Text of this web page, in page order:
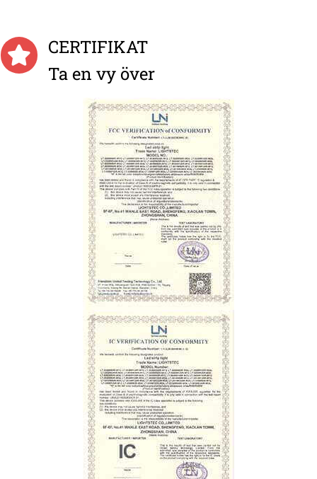
CERTIFIKAT
Ta en vy över